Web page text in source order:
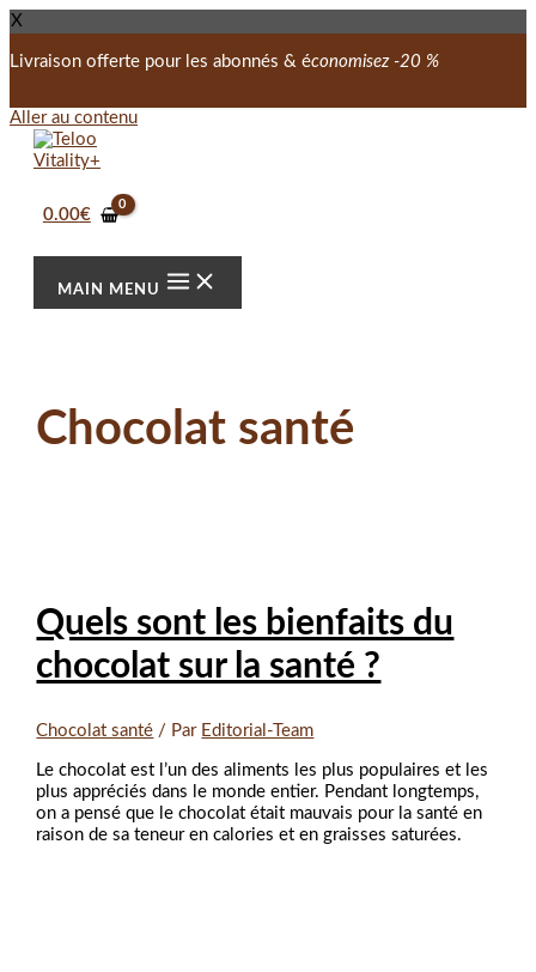
X
Livraison offerte pour les abonnés & économisez -20 %
Aller au contenu
0.00€
MAIN MENU
Chocolat santé
Quels sont les bienfaits du
chocolat sur la santé ?
Chocolat santé / Par Editorial-Team
Le chocolat est l’un des aliments les plus populaires et les
plus appréciés dans le monde entier. Pendant longtemps,
on a pensé que le chocolat était mauvais pour la santé en
raison de sa teneur en calories et en graisses saturées.